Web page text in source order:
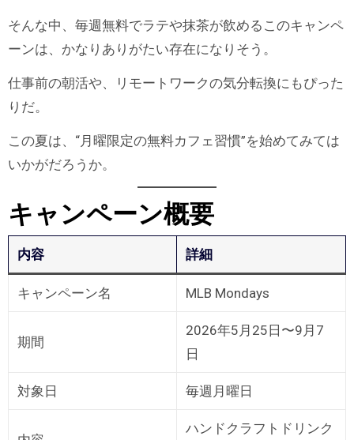
そんな中、毎週無料でラテや抹茶が飲めるこのキャンペ
ーンは、かなりありがたい存在になりそう。
仕事前の朝活や、リモートワークの気分転換にもぴった
りだ。
この夏は、“月曜限定の無料カフェ習慣”を始めてみては
いかがだろうか。
キャンペーン概要
内容 詳細
キャンペーン名 MLB Mondays
期間
2026年5月25日〜9月7
日
対象日 毎週月曜日
ハンドクラフトドリンク